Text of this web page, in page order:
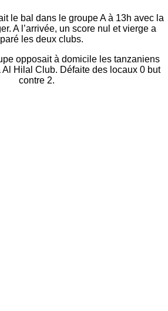
le bal dans le groupe A à 13h avec la
A l’arrivée, un score nul et vierge a
les deux clubs.
opposait à domicile les tanzaniens
Al Hilal Club. Défaite des locaux 0 but
contre 2.